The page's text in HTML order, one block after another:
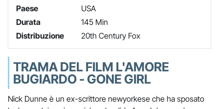
Paese
USA
Durata
145 Min
Distribuzione
20th Century Fox
TRAMA DEL FILM L'AMORE
BUGIARDO - GONE GIRL
Nick Dunne è un ex-scrittore newyorkese che ha sposato